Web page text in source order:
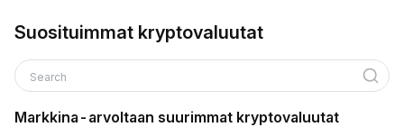
Suosituimmat kryptovaluutat
Search
Markkina-arvoltaan suurimmat kryptovaluutat